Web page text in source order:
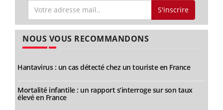
S'inscrire
NOUS VOUS RECOMMANDONS
Hantavirus : un cas détecté chez un touriste en France
Mortalité infantile : un rapport s’interroge sur son taux
élevé en France